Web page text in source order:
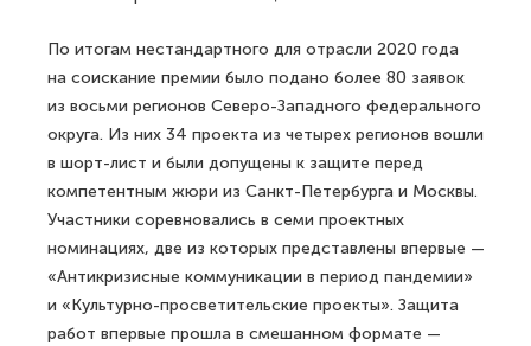
По итогам нестандартного для отрасли 2020 года
на соискание премии было подано более 80 заявок
из восьми регионов Северо-Западного федерального
округа. Из них 34 проекта из четырех регионов вошли
в шорт-лист и были допущены к защите перед
компетентным жюри из Санкт-Петербурга и Москвы.
Участники соревновались в семи проектных
номинациях, две из которых представлены впервые —
«Антикризисные коммуникации в период пандемии»
и «Культурно-просветительские проекты». Защита
работ впервые прошла в смешанном формате —